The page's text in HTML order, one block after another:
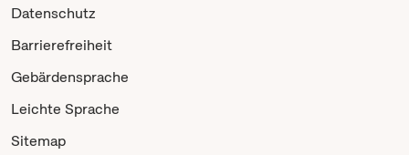
Datenschutz
Barrierefreiheit
Gebärdensprache
Leichte Sprache
Sitemap